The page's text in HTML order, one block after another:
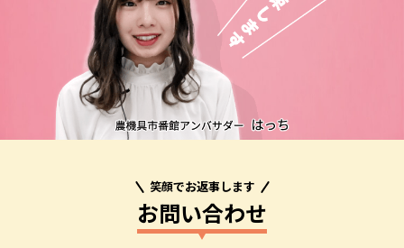
笑顔でお返事します
お問い合わせ